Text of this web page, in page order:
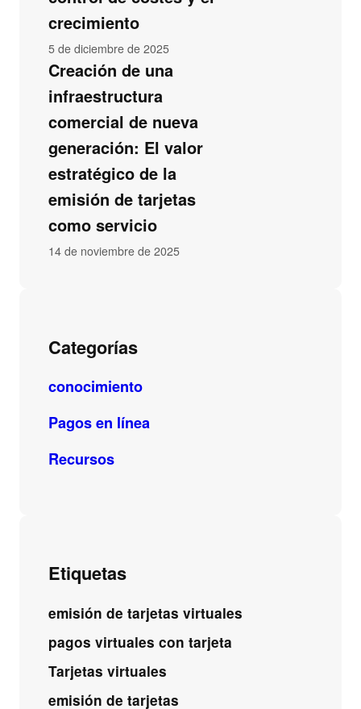
crecimiento
5 de diciembre de 2025
Creación de una
infraestructura
comercial de nueva
generación: El valor
estratégico de la
emisión de tarjetas
como servicio
14 de noviembre de 2025
Categorías
conocimiento
Pagos en línea
Recursos
Etiquetas
emisión de tarjetas virtuales
pagos virtuales con tarjeta
Tarjetas virtuales
emisión de tarjetas